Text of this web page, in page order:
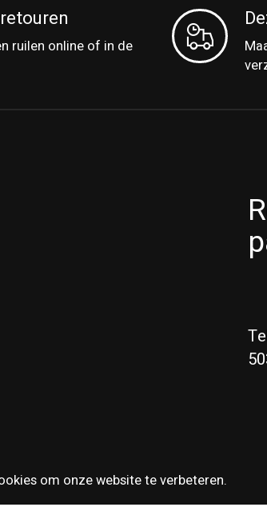
ruilen online of in de
om onze website te verbeteren.